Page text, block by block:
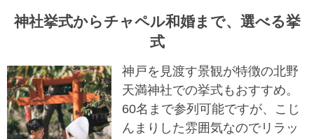
神社挙式からチャペル和婚まで、選べる挙
式
神戸を見渡す景観が特徴の北野
天満神社での挙式もおすすめ。
60名まで参列可能ですが、こじ
んまりした雰囲気なのでリラッ